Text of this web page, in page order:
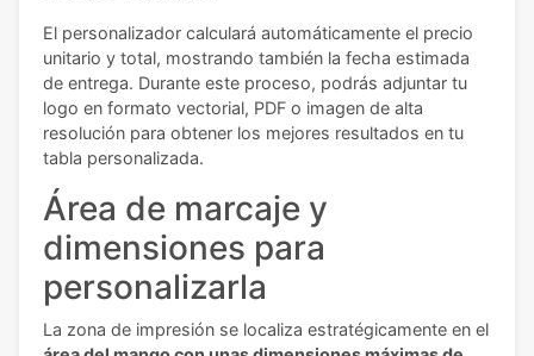
El personalizador calculará automáticamente el precio
unitario y total, mostrando también la fecha estimada
de entrega. Durante este proceso, podrás adjuntar tu
logo en formato vectorial, PDF o imagen de alta
resolución para obtener los mejores resultados en tu
tabla personalizada.
Área de marcaje y
dimensiones para
personalizarla
La zona de impresión se localiza estratégicamente en el